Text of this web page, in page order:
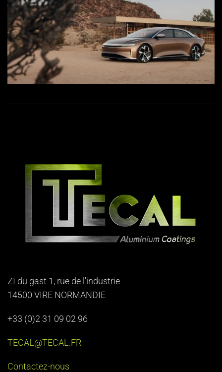
ZI du gast 1, rue de l'industrie
14500 VIRE NORMANDIE
+33 (0)2 31 09 02 96
TECAL@TECAL.FR
Contactez-nous